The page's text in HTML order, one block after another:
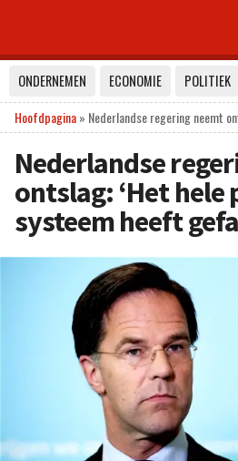
ONDERNEMEN ECONOMIE POLITIEK
Hoofdpagina» Nederlandse regering neemt
Nederlandse
ontslag: ‘Het
systeem heeft